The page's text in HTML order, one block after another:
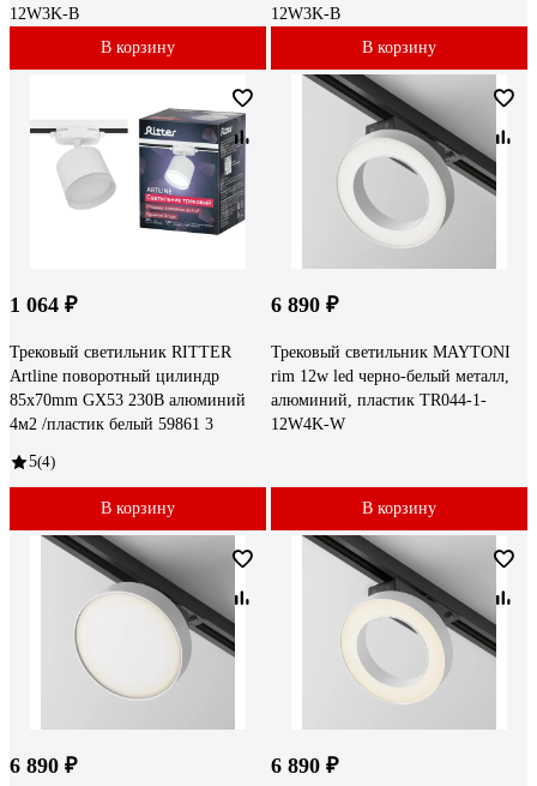
12W3K-B
В корзину
12W3K-B
В корзину
1 064 ₽
Трековый светильник RITTER
Artline поворотный цилиндр
85x70mm GX53 230В алюминий
4м2 /пластик белый 59861 3
5(4)
В корзину
6 890 ₽
Трековый светильник MAYTONI
rim 12w led черно-белый металл,
алюминий, пластик TR044-1-
12W4K-W
В корзину
6 890 ₽ 6 890 ₽